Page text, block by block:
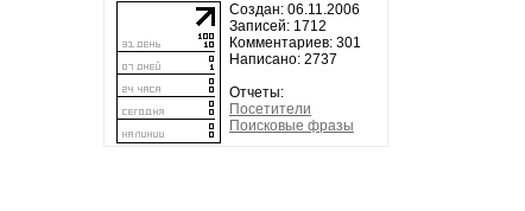
Создан: 06.11.2006
Записей: 1712
Комментариев: 301
Написано: 2737
Отчеты:
Посетители
Поисковые фразы